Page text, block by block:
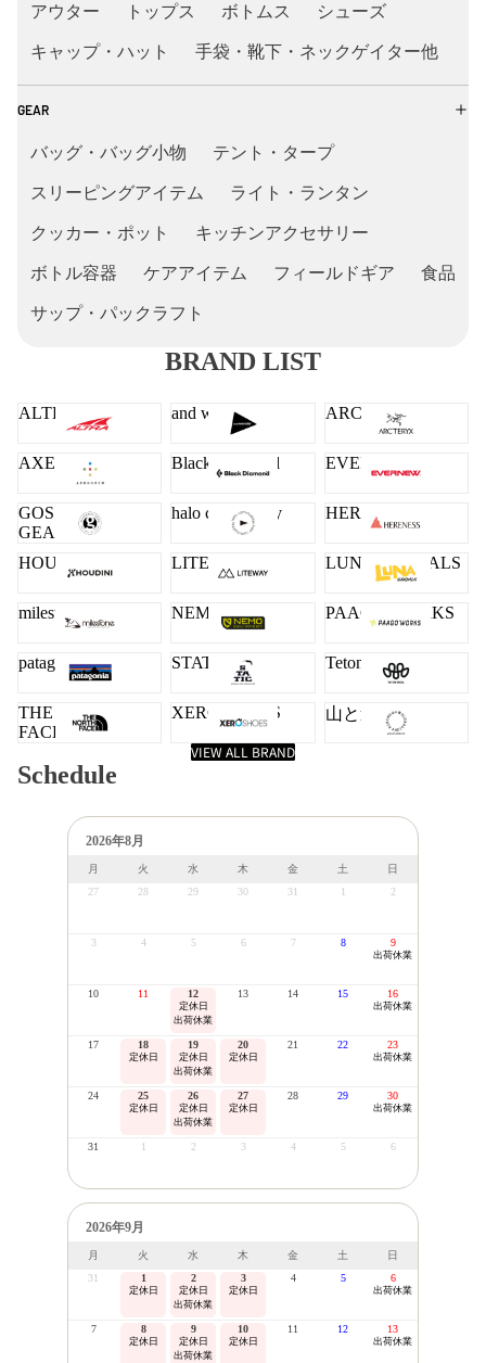
アウター トップス ボトムス シューズ
キャップ・ハット 手袋・靴下・ネックゲイター他
GEAR
バッグ・バッグ小物 テント・タープ
スリーピングアイテム ライト・ランタン
クッカー・ポット キッチンアクセサリー
ボトル容器 ケアアイテム フィールドギア 食品
サップ・パックラフト
BRAND LIST
ALTRA and wander ARC'TERYX
AXESQUIN Black Diamond EVERNEW
GOSSAMER
GEAR
halo commodity HERENESS
HOUDINI LITEWAY LUNA SANDALS
milestone NEMO PAAGO WORKS
patagonia STATIC Teton Bros.
THE NORTH
FACE
XERO SHOES 山と道
VIEW ALL BRAND
Schedule
2026年8月
月 火 水 木 金 土
日
27
28 29 30 31 1 2
3 4 5 6 7 8 9
出荷休業
10 11 12
定休日
出荷休業
13 14 15 16
出荷休業
17 18
定休日
19
定休日
出荷休業
20
定休日
21 22 23
出荷休業
24 25
定休日
26
定休日
出荷休業
27
定休日
28 29 30
出荷休業
31 1 2 3 4 5 6
2026年9月
月 火 水 木 金 土
日
31
1
定休日
2
定休日
出荷休業
3
定休日
4 5 6
出荷休業
7 8
定休日
9
定休日
出荷休業
10
定休日
11 12 13
出荷休業